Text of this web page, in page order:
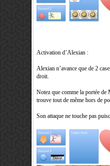
Activation d’Alexian :
Alexian n’avance que de 2
droit.
Notez que comme la portée de
trouve tout de même hors de
Son attaque ne touche pas